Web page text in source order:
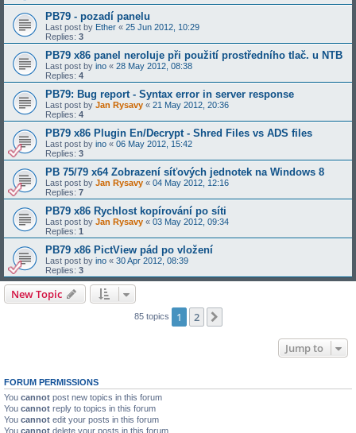
PB79 - pozadí panelu
Last post by Ether « 25 Jun 2012, 10:29
Replies: 3
PB79 x86 panel neroluje při použití prostředního tlač. u NTB
Last post by ino « 28 May 2012, 08:38
Replies: 4
PB79: Bug report - Syntax error in server response
Last post by Jan Rysavy « 21 May 2012, 20:36
Replies: 4
PB79 x86 Plugin En/Decrypt - Shred Files vs ADS files
Last post by ino « 06 May 2012, 15:42
Replies: 3
PB 75/79 x64 Zobrazení síťových jednotek na Windows 8
Last post by Jan Rysavy « 04 May 2012, 12:16
Replies: 7
PB79 x86 Rychlost kopírování po síti
Last post by Jan Rysavy « 03 May 2012, 09:34
Replies: 1
PB79 x86 PictView pád po vložení
Last post by ino « 30 Apr 2012, 08:39
Replies: 3
New Topic
85 topics 1 2
Jump to
FORUM PERMISSIONS
You cannot post new topics in this forum
You cannot reply to topics in this forum
You cannot edit your posts in this forum
You cannot delete your posts in this forum